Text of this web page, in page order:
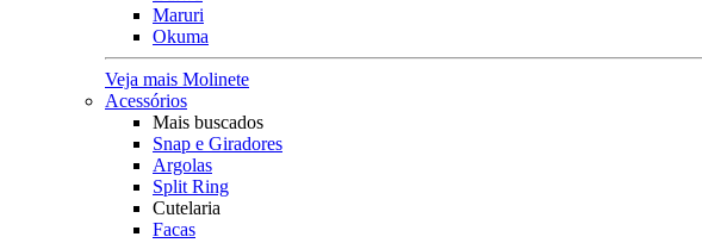
Maruri
Okuma
Veja mais Molinete
Acessórios
Mais buscados
Snap e Giradores
Argolas
Split Ring
Cutelaria
Facas